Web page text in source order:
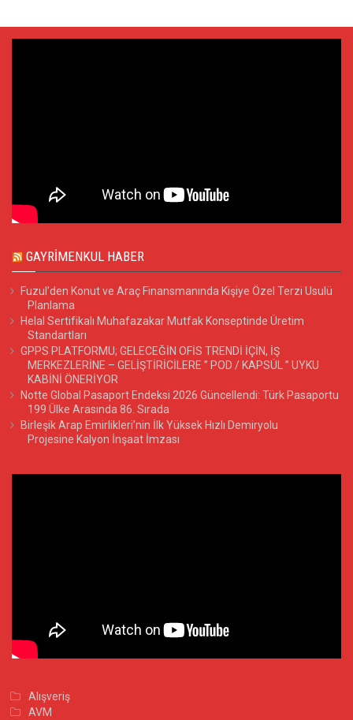
GAYRIMENKUL HABER
Fuzul’den Konut ve Araç Finansmanında Kişiye Özel Terzi Usulü
Planlama
Helal Sertifikalı Muhafazakar Mutfak Konseptinde Üretim
Standartları
GPPS PLATFORMU; GELECEĞİN OFİS TRENDİ İÇİN, İŞ
MERKEZLERİNE – GELİŞTİRİCİLERE ” POD / KAPSÜL ” UYKU
KABİNİ ÖNERİYOR
Notte Global Pasaport Endeksi 2026 Güncellendi: Türk Pasaportu
199 Ülke Arasında 86. Sırada
Birleşik Arap Emirlikleri’nin İlk Yüksek Hızlı Demiryolu
Projesine Kalyon İnşaat İmzası
Alışveriş
AVM